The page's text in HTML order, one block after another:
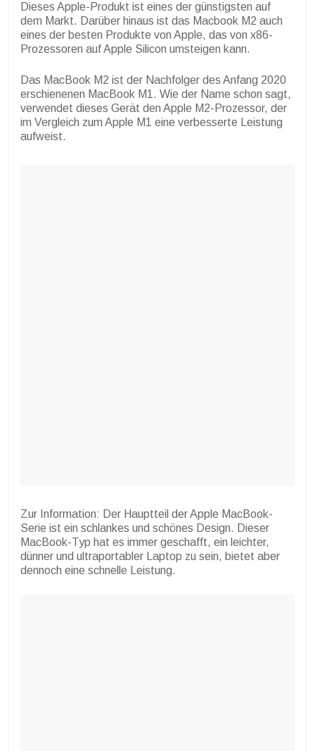
Dieses Apple-Produkt ist eines der günstigsten auf
dem Markt. Darüber hinaus ist das Macbook M2 auch
eines der besten Produkte von Apple, das von x86-
Prozessoren auf Apple Silicon umsteigen kann.
Das MacBook M2 ist der Nachfolger des Anfang 2020
erschienenen MacBook M1. Wie der Name schon sagt,
verwendet dieses Gerät den Apple M2-Prozessor, der
im Vergleich zum Apple M1 eine verbesserte Leistung
aufweist.
Zur Information: Der Hauptteil der Apple MacBook-
Serie ist ein schlankes und schönes Design. Dieser
MacBook-Typ hat es immer geschafft, ein leichter,
dünner und ultraportabler Laptop zu sein, bietet aber
dennoch eine schnelle Leistung.